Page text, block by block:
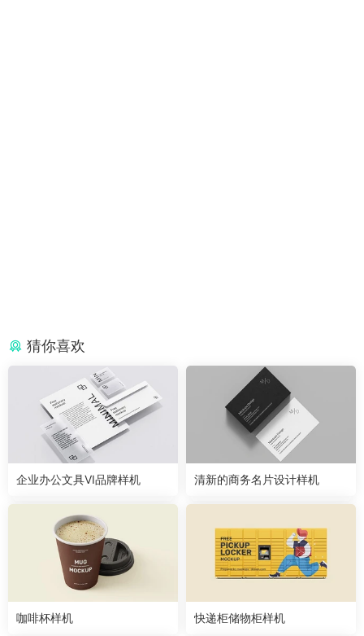
猜你喜欢
企业办公文具VI品牌样机 清新的商务名片设计样机
咖啡杯样机 快递柜储物柜样机